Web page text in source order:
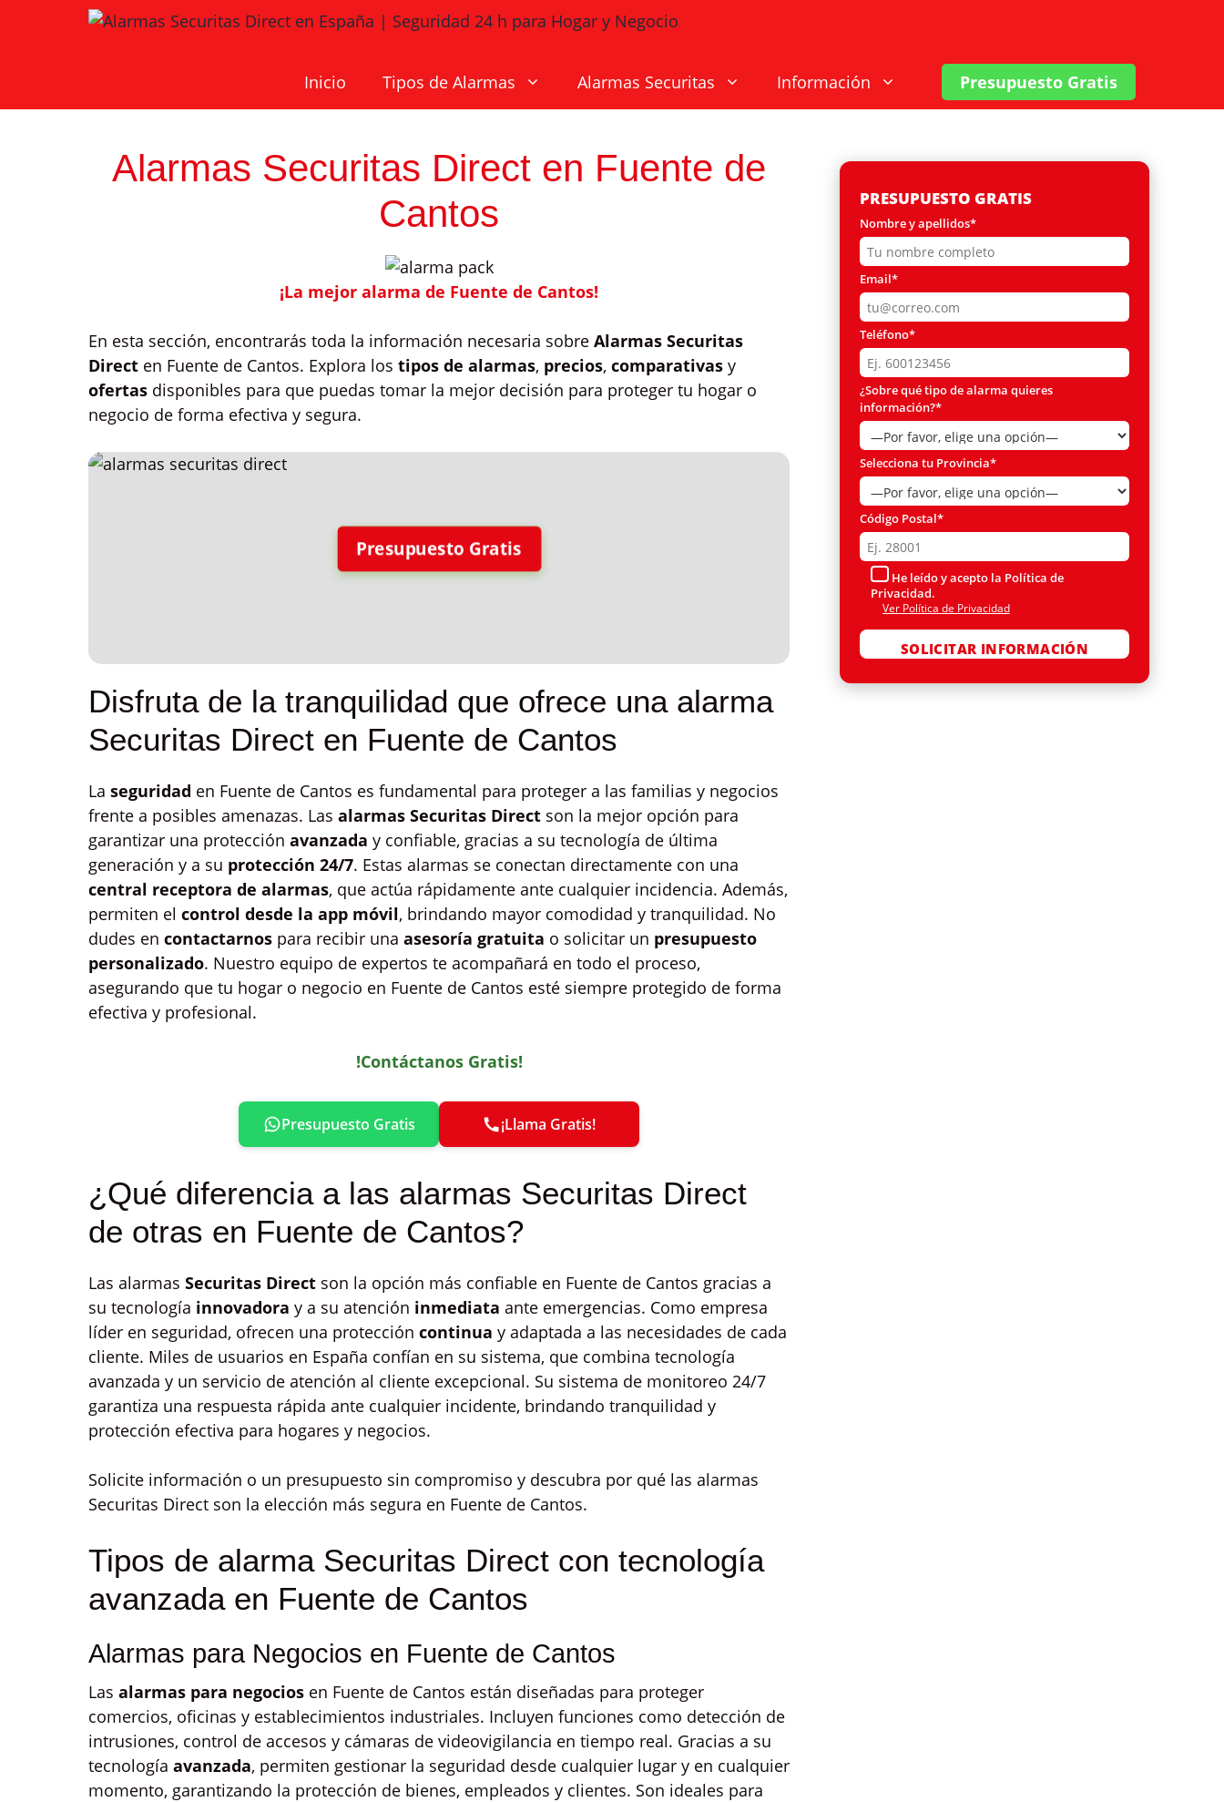
Inicio
Tipos de Alarmas Alarmas Securitas Información Presupuesto Gratis
Alarmas Securitas Direct en Fuente de
Cantos
¡La mejor alarma de Fuente de Cantos!
En esta sección, encontrarás toda la información necesaria sobre Alarmas Securitas
Direct en Fuente de Cantos. Explora los tipos de alarmas, precios, comparativas y
ofertas disponibles para que puedas tomar la mejor decisión para proteger tu hogar o
negocio de forma efectiva y segura.
Presupuesto Gratis
Disfruta de la tranquilidad que ofrece una alarma
Securitas Direct en Fuente de Cantos
La seguridad en Fuente de Cantos es fundamental para proteger a las familias y negocios
frente a posibles amenazas. Las alarmas Securitas Direct son la mejor opción para
garantizar una protección avanzada y confiable, gracias a su tecnología de última
generación y a su protección 24/7. Estas alarmas se conectan directamente con una
central receptora de alarmas, que actúa rápidamente ante cualquier incidencia. Además,
permiten el control desde la app móvil, brindando mayor comodidad y tranquilidad. No
dudes en contactarnos para recibir una asesoría gratuita o solicitar un presupuesto
personalizado. Nuestro equipo de expertos te acompañará en todo el proceso,
asegurando que tu hogar o negocio en Fuente de Cantos esté siempre protegido de forma
efectiva y profesional.
!Contáctanos Gratis!
Presupuesto Gratis ¡Llama Gratis!
¿Qué diferencia a las alarmas Securitas Direct
de otras en Fuente de Cantos?
Las alarmas Securitas Direct son la opción más confiable en Fuente de Cantos gracias a
su tecnología innovadora y a su atención inmediata ante emergencias. Como empresa
líder en seguridad, ofrecen una protección continua y adaptada a las necesidades de cada
cliente. Miles de usuarios en España confían en su sistema, que combina tecnología
avanzada y un servicio de atención al cliente excepcional. Su sistema de monitoreo 24/7
garantiza una respuesta rápida ante cualquier incidente, brindando tranquilidad y
protección efectiva para hogares y negocios.
Solicite información o un presupuesto sin compromiso y descubra por qué las alarmas
Securitas Direct son la elección más segura en Fuente de Cantos.
Tipos de alarma Securitas Direct con tecnología
avanzada en Fuente de Cantos
Alarmas para Negocios en Fuente de Cantos
Las alarmas para negocios en Fuente de Cantos están diseñadas para proteger
comercios, oficinas y establecimientos industriales. Incluyen funciones como detección de
intrusiones, control de accesos y cámaras de videovigilancia en tiempo real. Gracias a su
tecnología avanzada, permiten gestionar la seguridad desde cualquier lugar y en cualquier
momento, garantizando la protección de bienes, empleados y clientes. Son ideales para
PRESUPUESTO GRATIS
Nombre y apellidos*
Email*
Teléfono*
¿Sobre qué tipo de alarma quieres
información?*
Selecciona tu Provincia*
Código Postal*
He leído y acepto la Política de
Privacidad.
Ver Política de Privacidad
Por favor, deja este campo vacío.